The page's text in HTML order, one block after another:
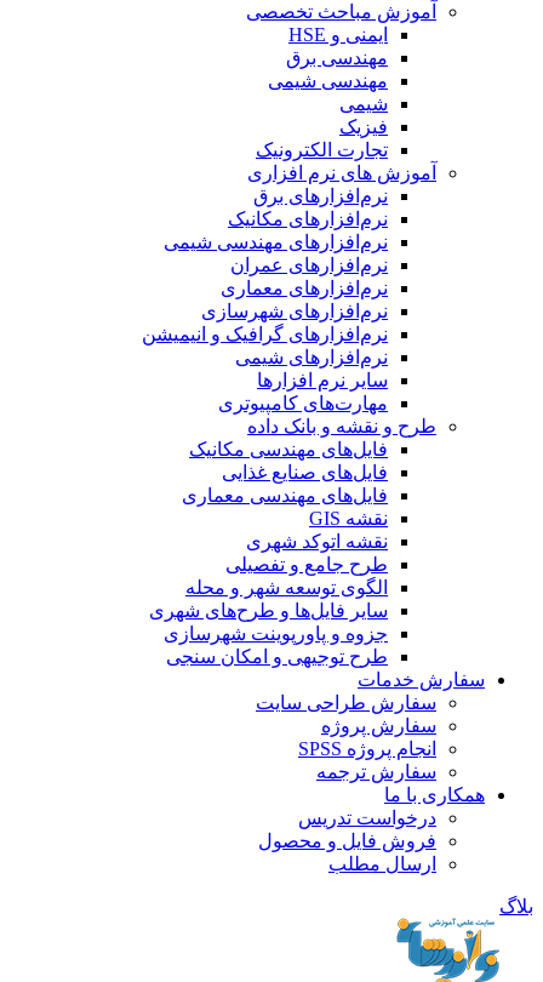
آموزش مباحث تخصصی
ایمنی و HSE
مهندسی برق
مهندسی شیمی
شیمی
فیزیک
تجارت الکترونیک
آموزش های نرم افزاری
نرم‌افزارهای برق
نرم‌افزارهای مکانیک
نرم‌افزارهای مهندسی شیمی
نرم‌افزارهای عمران
نرم‌افزارهای معماری
نرم‌افزارهای شهرسازی
نرم‌افزارهای گرافیک و انیمیشن
نرم‌افزارهای شیمی
سایر نرم افزارها
مهارت‌های کامپیوتری
طرح و نقشه و بانک داده
فایل‌های مهندسی مکانیک
فایل‌های صنایع غذایی
فایل‌های مهندسی معماری
نقشه GIS
نقشه اتوکد شهری
طرح جامع و تفصیلی
الگوی توسعه شهر و محله
سایر فایل‌ها و طرح‌های شهری
جزوه و پاورپوینت شهرسازی
طرح توجیهی و امکان سنجی
سفارش خدمات
سفارش طراحی سایت
سفارش پروژه
انجام پروژه SPSS
سفارش ترجمه
همکاری با ما
درخواست تدریس
فروش فایل و محصول
ارسال مطلب